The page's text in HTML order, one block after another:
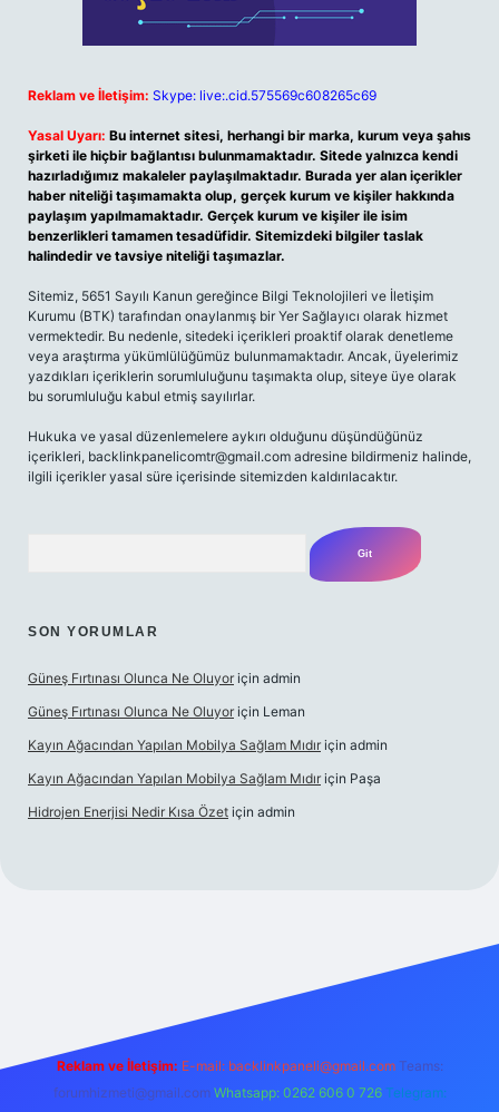
Reklam ve İletişim: Skype: live:.cid.575569c608265c69
Yasal Uyarı: Bu internet sitesi, herhangi bir marka, kurum veya şahıs
şirketi ile hiçbir bağlantısı bulunmamaktadır. Sitede yalnızca kendi
hazırladığımız makaleler paylaşılmaktadır. Burada yer alan içerikler
haber niteliği taşımamakta olup, gerçek kurum ve kişiler hakkında
paylaşım yapılmamaktadır. Gerçek kurum ve kişiler ile isim
benzerlikleri tamamen tesadüfidir. Sitemizdeki bilgiler taslak
halindedir ve tavsiye niteliği taşımazlar.
Sitemiz, 5651 Sayılı Kanun gereğince Bilgi Teknolojileri ve İletişim
Kurumu (BTK) tarafından onaylanmış bir Yer Sağlayıcı olarak hizmet
vermektedir. Bu nedenle, sitedeki içerikleri proaktif olarak denetleme
veya araştırma yükümlülüğümüz bulunmamaktadır. Ancak, üyelerimiz
yazdıkları içeriklerin sorumluluğunu taşımakta olup, siteye üye olarak
bu sorumluluğu kabul etmiş sayılırlar.
Hukuka ve yasal düzenlemelere aykırı olduğunu düşündüğünüz
içerikleri, backlinkpanelicomtr@gmail.com adresine bildirmeniz halinde,
ilgili içerikler yasal süre içerisinde sitemizden kaldırılacaktır.
SON YORUMLAR
Güneş Fırtınası Olunca Ne Oluyor için admin
Güneş Fırtınası Olunca Ne Oluyor için Leman
Kayın Ağacından Yapılan Mobilya Sağlam Mıdır için admin
Kayın Ağacından Yapılan Mobilya Sağlam Mıdır için Paşa
Hidrojen Enerjisi Nedir Kısa Özet için admin
https://www.betexper.xyz/
Reklam ve İletişim: E-mail: backlinkpaneli@gmail.com Teams:
forumhizmeti@gmail.com Whatsapp: 0262 606 0 726 Telegram: